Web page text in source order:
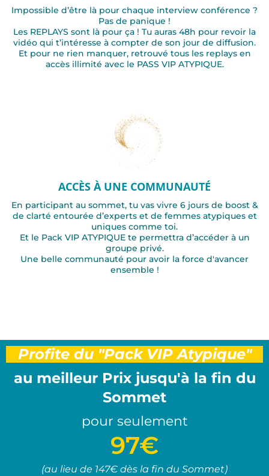
Impossible d’être là pour chaque interview conférence ?
Pas de panique !
Les REPLAYS sont là pour ça ! Tu auras 48h pour revoir la
vidéo qui t’intéresse à compter de son jour de diffusion.
Et pour ne rien manquer, retrouvé tous les replays en
accès illimité avec le PASS VIP ATYPIQUE.
ACCÈS À UNE COMMUNAUTÉ
En participant au sommet, tu vas vivre 6 jours de boost &
de clarté entourée d’experts et de femmes atypiques et
uniques comme toi.
Et le Pack VIP ATYPIQUE te permettra d’accéder à un
groupe privé.
Une belle communauté pour avoir la force d'avancer
ensemble !
Profite du "Pack VIP Atypique"
au meilleur Prix jusqu'à la fin du
Sommet
pour seulement
97€
(au lieu de 147€ dès la fin du Sommet)